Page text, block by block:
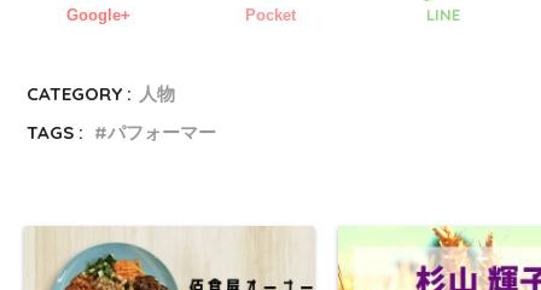
Google+ Pocket LINE
CATEGORY : 人物
TAGS :
パフォーマー